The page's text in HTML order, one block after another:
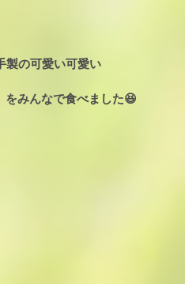
製の可愛い可愛い
をみんなで食べました😆